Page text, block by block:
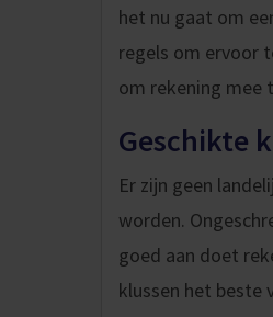
het nu gaat om
regels om ervoor
om rekening mee
Geschikte
Er zijn geen
worden.
goed aan doet
klussen het beste